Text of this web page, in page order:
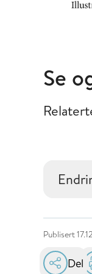
Se
Publisert
Del